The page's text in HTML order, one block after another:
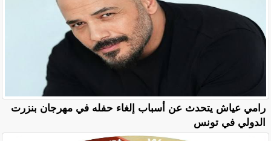
رامي عياش يتحدث عن أسباب إلغاء حفله في مهرجان بنزرت
الدولي في تونس